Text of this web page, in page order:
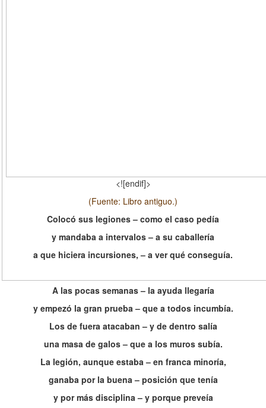
<![endif]>
(Fuente: Libro antiguo.)
Colocó sus legiones – como el caso pedía
y mandaba a intervalos – a su caballería
a que hiciera incursiones, – a ver qué conseguía.
A las pocas semanas – la ayuda llegaría
y empezó la gran prueba – que a todos incumbía.
Los de fuera atacaban – y de dentro salía
una masa de galos – que a los muros subía.
La legión, aunque estaba – en franca minoría,
ganaba por la buena – posición que tenía
y por más disciplina – y porque preveía